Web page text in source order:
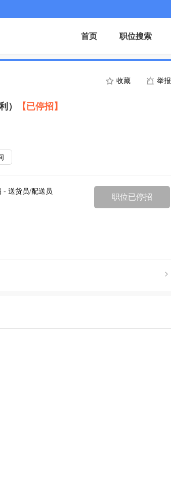
首页 职位搜索
收藏 举报
） 【已停招】
- 送货员/配送员
职位已停招